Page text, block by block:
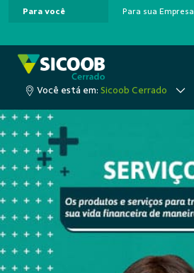
Pular para o Conteúdo principal
Para você Para sua Empresa
Você está em: Sicoob Cerrado